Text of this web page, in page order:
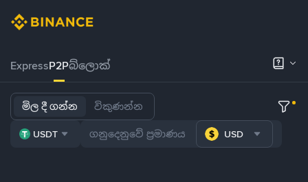
ExpressP2Pබ්ලොක්
මිල දී ගන්න විකුණන්න
USDT USD